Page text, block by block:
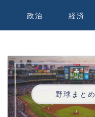
政治 経済
野球まとめ